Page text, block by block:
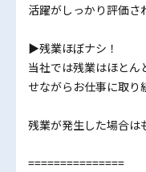
活躍がしっかり評価さ
▶残業ほぼナシ！
当社では残業はほとん
せながらお仕事に取り
残業が発生した場合は
===============